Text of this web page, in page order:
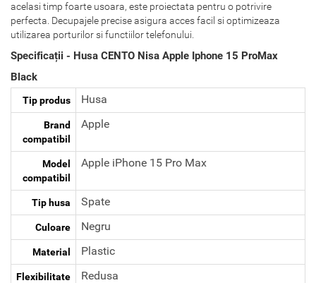
acelasi timp foarte usoara, este proiectata pentru o potrivire
perfecta. Decupajele precise asigura acces facil si optimizeaza
utilizarea porturilor si functiilor telefonului.
Specificații - Husa CENTO Nisa Apple Iphone 15 ProMax
Black
Tip produs Husa
Brand
compatibil
Apple
Model
compatibil
Apple iPhone 15 Pro Max
Tip husa Spate
Culoare Negru
Material Plastic
Flexibilitate Redusa